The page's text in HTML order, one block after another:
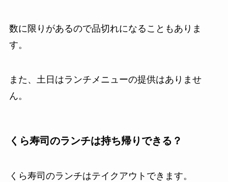
数に限りがあるので品切れになることもありま
す。
また、土日はランチメニューの提供はありませ
ん。
くら寿司のランチは持ち帰りできる？
くら寿司のランチはテイクアウトできます。